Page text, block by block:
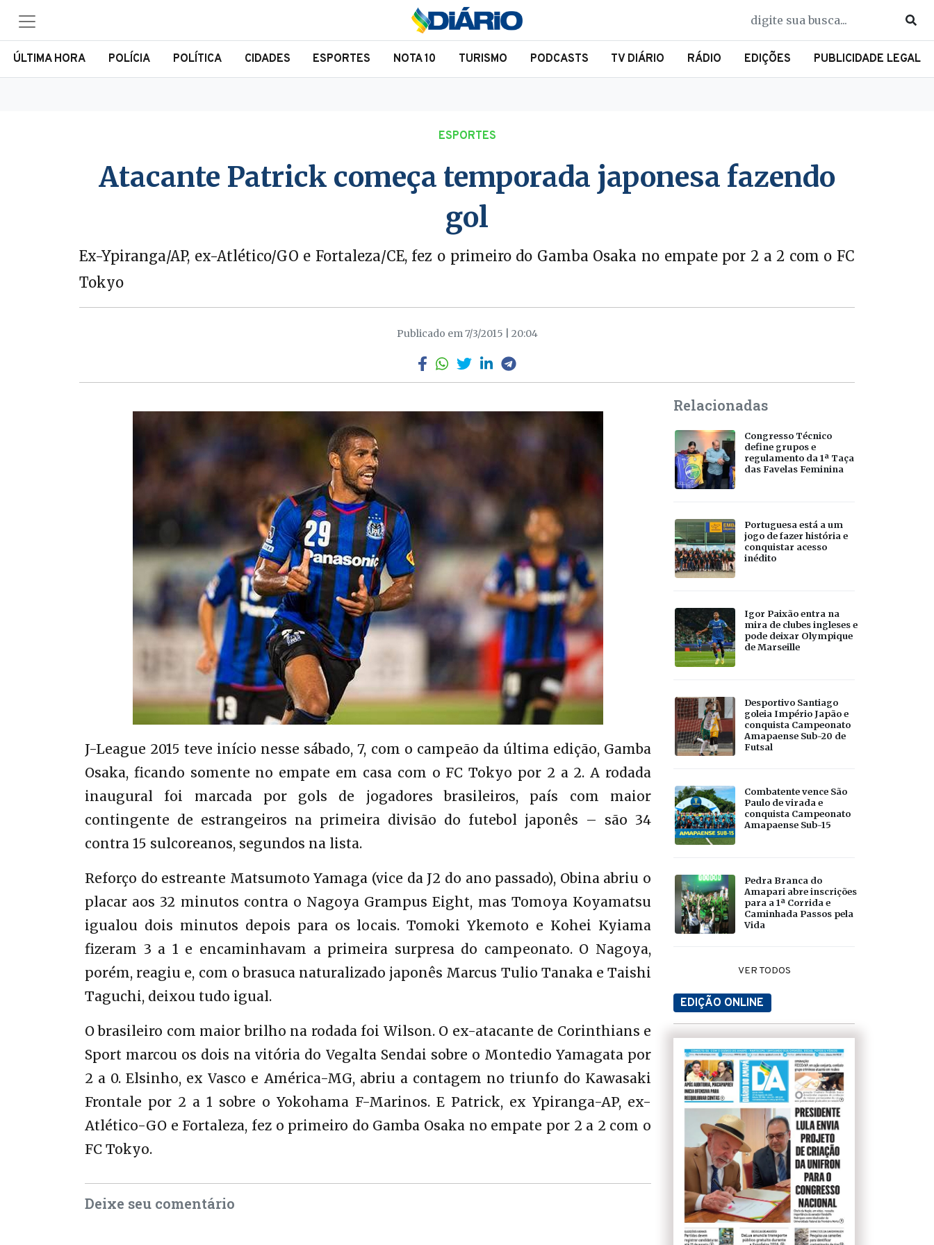
ÚLTIMA HORA POLÍCIA POLÍTICA CIDADES ESPORTES NOTA 10 TURISMO PODCASTS TV DIÁRIO RÁDIO EDIÇÕES PUBLICIDADE LEGAL
ESPORTES
Atacante Patrick começa temporada japonesa fazendo
gol
Ex-Ypiranga/AP, ex-Atlético/GO e Fortaleza/CE, fez o primeiro do Gamba Osaka no empate por 2 a 2 com o FC
Tokyo
Publicado em 7/3/2015 | 20:04
J-League 2015 teve início nesse sábado, 7, com o campeão da última edição, Gamba
Osaka, ficando somente no empate em casa com o FC Tokyo por 2 a 2. A rodada
inaugural foi marcada por gols de jogadores brasileiros, país com maior
contingente de estrangeiros na primeira divisão do futebol japonês – são 34
contra 15 sulcoreanos, segundos na lista.
Reforço do estreante Matsumoto Yamaga (vice da J2 do ano passado), Obina abriu o
placar aos 32 minutos contra o Nagoya Grampus Eight, mas Tomoya Koyamatsu
igualou dois minutos depois para os locais. Tomoki Ykemoto e Kohei Kyiama
fizeram 3 a 1 e encaminhavam a primeira surpresa do campeonato. O Nagoya,
porém, reagiu e, com o brasuca naturalizado japonês Marcus Tulio Tanaka e Taishi
Taguchi, deixou tudo igual.
O brasileiro com maior brilho na rodada foi Wilson. O ex-atacante de Corinthians e
Sport marcou os dois na vitória do Vegalta Sendai sobre o Montedio Yamagata por
2 a 0. Elsinho, ex Vasco e América-MG, abriu a contagem no triunfo do Kawasaki
Frontale por 2 a 1 sobre o Yokohama F-Marinos. E Patrick, ex Ypiranga-AP, ex-
Atlético-GO e Fortaleza, fez o primeiro do Gamba Osaka no empate por 2 a 2 com o
FC Tokyo.
Deixe seu comentário
Relacionadas
Congresso Técnico
define grupos e
regulamento da 1ª Taça
das Favelas Feminina
Portuguesa está a um
jogo de fazer história e
conquistar acesso
inédito
Igor Paixão entra na
mira de clubes ingleses e
pode deixar Olympique
de Marseille
Desportivo Santiago
goleia Império Japão e
conquista Campeonato
Amapaense Sub-20 de
Futsal
Combatente vence São
Paulo de virada e
conquista Campeonato
Amapaense Sub-15
Pedra Branca do
Amapari abre inscrições
para a 1ª Corrida e
Caminhada Passos pela
Vida
VER TODOS
EDIÇÃO ONLINE